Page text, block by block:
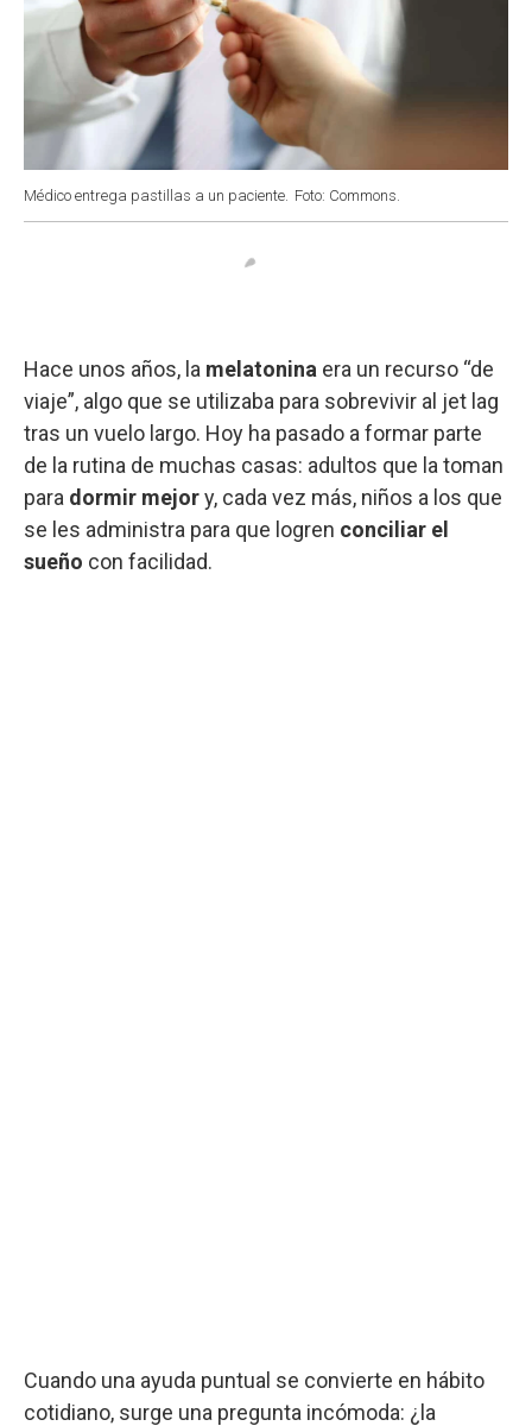
Médico entrega pastillas a un paciente. Foto: Commons.
Hace unos años, la melatonina era un recurso “de
viaje”, algo que se utilizaba para sobrevivir al jet lag
tras un vuelo largo. Hoy ha pasado a formar parte
de la rutina de muchas casas: adultos que la toman
para dormir mejory, cada vez más, niños a los que
se les administra para que logren conciliar el
sueño con facilidad.
Cuando una ayuda puntual se convierte en hábito
cotidiano, surge una pregunta incómoda: ¿la